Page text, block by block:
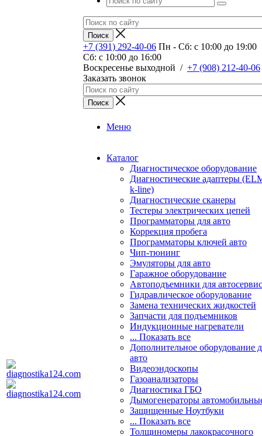
+7 (391) 292-40-06 Пн - Сб: c 10:00 до 19:00
Сб: c 10:00 до 16:00
​Воскресенье выходной / +7 (908) 212-40-06
Заказать звонок
Меню
Каталог
Диагностическое оборудование
Диагностические адаптеры
k-line)
Диагностические сканеры
Тестеры электрических цепей
Программаторы для авто
Коррекция пробега
Программаторы ключей авто
Чип-тюнинг
Эмуляторы для авто
Гаражное оборудование
Автоподъемники для
Гидравлическое оборудование
Замена технических жидкостей
Запчасти для подъемников
Индукционные нагреватели
... Показать все
Дополнительное оборудование
авто
Видеоэндоскопы
Газоанализаторы
Диагностика ГБО
Дымогенераторы
Защищенные Ноутбуки
... Показать все
Толщиномеры лакокрасочного